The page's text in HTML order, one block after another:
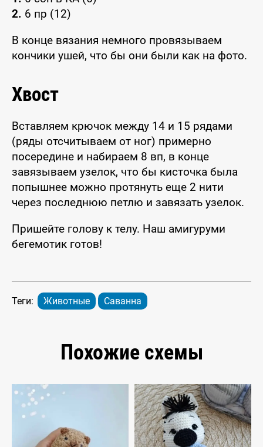
2. 6 пр (12)
В конце вязания немного провязываем
кончики ушей, что бы они были как на фото.
Хвост
Вставляем крючок между 14 и 15 рядами
(ряды отсчитываем от ног) примерно
посередине и набираем 8 вп, в конце
завязываем узелок, что бы кисточка была
попышнее можно протянуть еще 2 нити
через последнюю петлю и завязать узелок.
Пришейте голову к телу. Наш амигуруми
бегемотик готов!
Теги: Животные Саванна
Похожие схемы